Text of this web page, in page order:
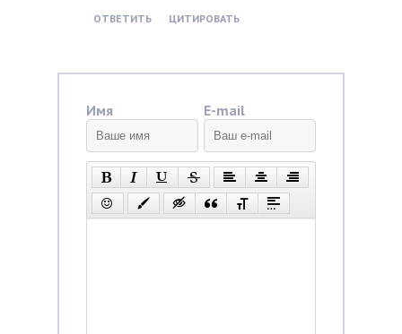
ОТВЕТИТЬ ЦИТИРОВАТЬ
Имя E-mail